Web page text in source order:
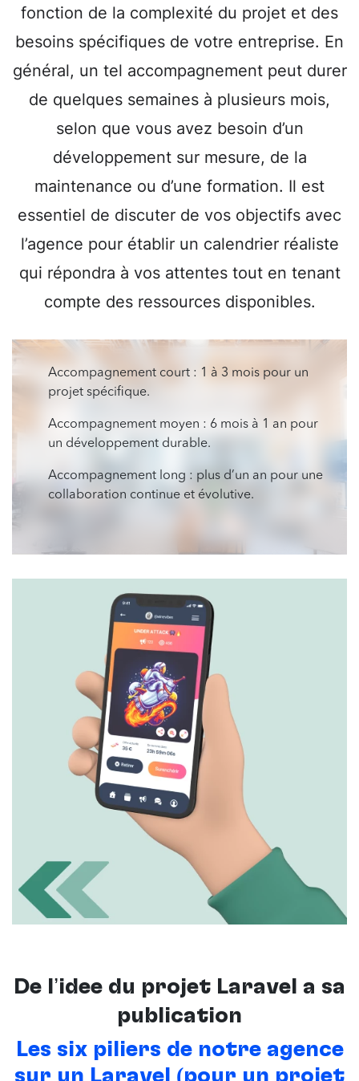
fonction de la complexité du projet et des
besoins spécifiques de votre entreprise. En
général, un tel accompagnement peut durer
de quelques semaines à plusieurs mois,
selon que vous avez besoin d’un
développement sur mesure, de la
maintenance ou d’une formation. Il est
essentiel de discuter de vos objectifs avec
l’agence pour établir un calendrier réaliste
qui répondra à vos attentes tout en tenant
compte des ressources disponibles.
Accompagnement court : 1 à 3 mois pour un
projet spécifique.
Accompagnement moyen : 6 mois à 1 an pour
un développement durable.
Accompagnement long : plus d’un an pour une
collaboration continue et évolutive.
De l’idée du projet Laravel à sa
publication
Les six piliers de notre agence
sur un Laravel (pour un projet